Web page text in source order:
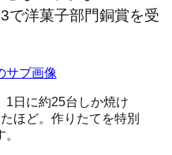
で洋菓子部門銅賞を受
1日に約25台しか焼け
ほど。作りたてを特別